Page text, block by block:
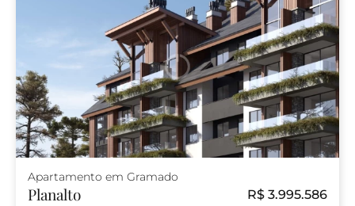
Apartamento em Gramado
Planalto R$ 3.995.586